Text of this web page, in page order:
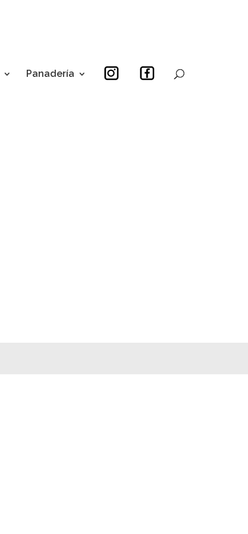
Panadería